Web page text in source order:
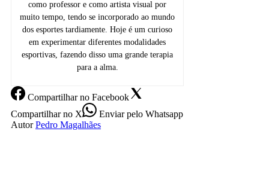
como professor e como artista visual por
muito tempo, tendo se incorporado ao mundo
dos esportes tardiamente. Hoje é um curioso
em experimentar diferentes modalidades
esportivas, fazendo disso uma grande terapia
para a alma.
Compartilharno Facebook
Compartilharno X Enviarpelo Whatsapp
Autor Pedro Magalhães